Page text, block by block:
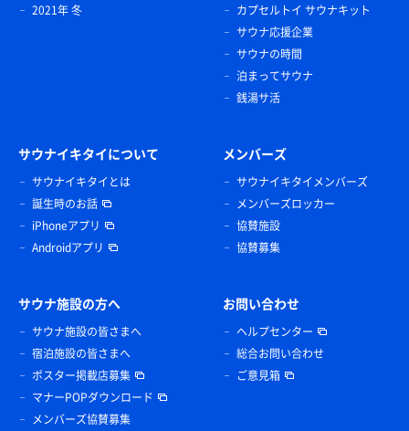
2021年 冬
カプセルトイ サウナキット
サウナ応援企業
サウナの時間
泊まってサウナ
銭湯サ活
サウナイキタイについて
サウナイキタイとは
誕生時のお話
iPhoneアプリ
Androidアプリ
メンバーズ
サウナイキタイメンバーズ
メンバーズロッカー
協賛施設
協賛募集
サウナ施設の方へ
サウナ施設の皆さまへ
宿泊施設の皆さまへ
ポスター掲載店募集
マナーPOPダウンロード
メンバーズ協賛募集
お問い合わせ
ヘルプセンター
総合お問い合わせ
ご意見箱